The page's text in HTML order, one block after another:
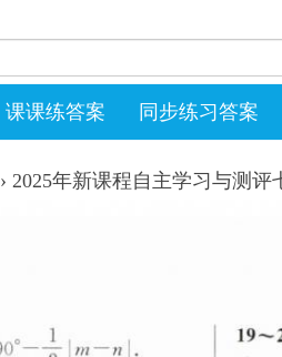
课课练答案 同步练习答案
› 2025年新课程自主学习与测